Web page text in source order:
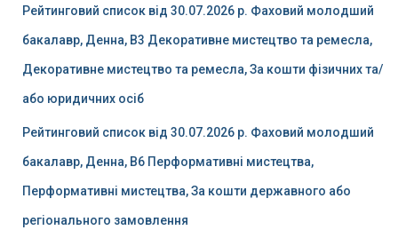
Рейтинговий список від 30.07.2026 р. Фаховий молодший
бакалавр, Денна, B3 Декоративне мистецтво та ремесла,
Декоративне мистецтво та ремесла, За кошти фізичних та/
або юридичних осіб
Рейтинговий список від 30.07.2026 р. Фаховий молодший
бакалавр, Денна, B6 Перформативні мистецтва,
Перформативні мистецтва, За кошти державного або
регіонального замовлення